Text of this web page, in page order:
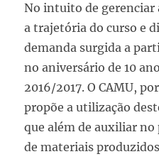
No intuito de gerenciar
a trajetória do curso e
demanda surgida a
no aniversário de 10
2016/2017. O CAMU,
propõe a utilização
que além de auxiliar no
de materiais